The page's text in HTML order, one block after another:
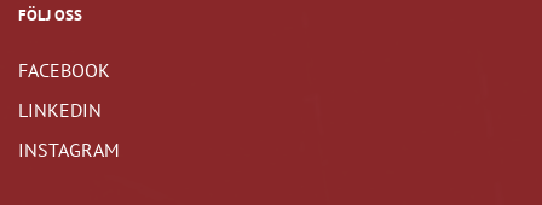
FÖLJ OSS
FACEBOOK
LINKEDIN
INSTAGRAM